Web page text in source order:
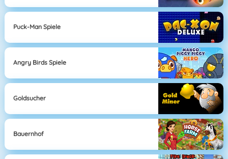
Puck-Man Spiele
Angry Birds Spiele
Goldsucher
Bauernhof